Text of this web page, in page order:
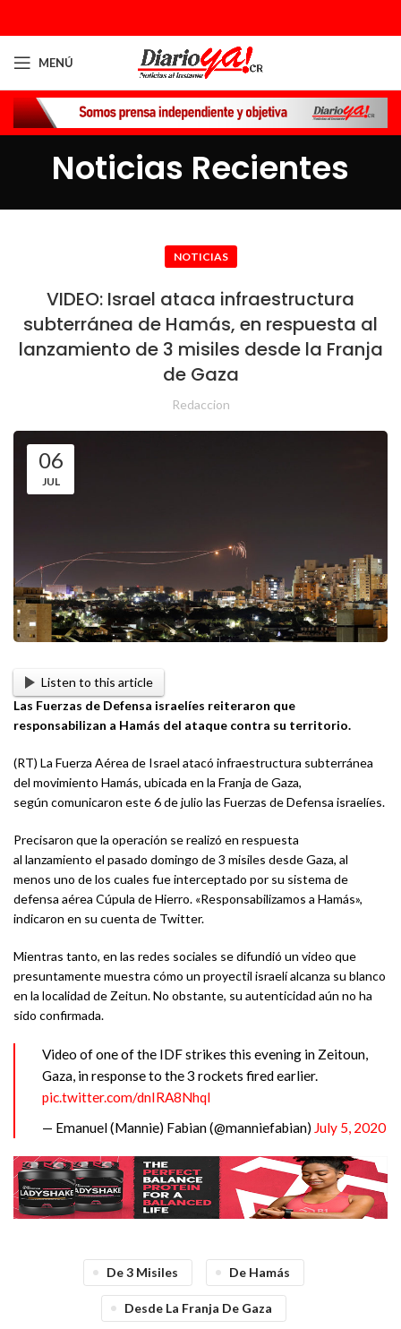
MENÚ
Noticias Recientes
NOTICIAS
VIDEO: Israel ataca infraestructura
subterránea de Hamás, en respuesta al
lanzamiento de 3 misiles desde la Franja
de Gaza
Redaccion
06
JUL
Listen to this article
Las Fuerzas de Defensa israelíes reiteraron que
responsabilizan a Hamás del ataque contra su territorio.
(RT) La Fuerza Aérea de Israel atacó infraestructura subterránea
del movimiento Hamás, ubicada en la Franja de Gaza,
según comunicaron este 6 de julio las Fuerzas de Defensa israelíes.
Precisaron que la operación se realizó en respuesta
al lanzamiento el pasado domingo de 3 misiles desde Gaza, al
menos uno de los cuales fue interceptado por su sistema de
defensa aérea Cúpula de Hierro. «Responsabilizamos a Hamás»,
indicaron en su cuenta de Twitter.
Mientras tanto, en las redes sociales se difundió un video que
presuntamente muestra cómo un proyectil israelí alcanza su blanco
en la localidad de Zeitun. No obstante, su autenticidad aún no ha
sido confirmada.
Video of one of the IDF strikes this evening in Zeitoun,
Gaza, in response to the 3 rockets fired earlier.
pic.twitter.com/dnIRA8Nhql
— Emanuel (Mannie) Fabian (@manniefabian) July 5, 2020
De 3 Misiles De Hamás
Desde La Franja De Gaza